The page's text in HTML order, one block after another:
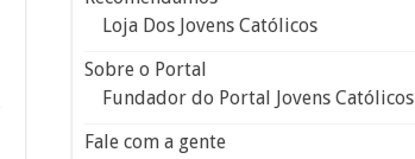
Loja Dos Jovens Católicos
Sobre o Portal
Fundador do Portal Jovens Católicos
Fale com a gente